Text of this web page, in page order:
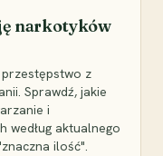
narkotyków
z
Sprawdź, jakie
i
według aktualnego
ilość".